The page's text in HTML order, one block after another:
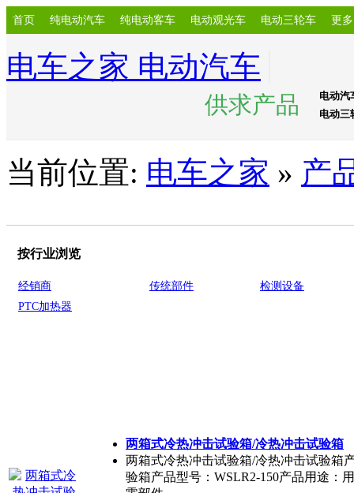
首页 纯电动汽车 纯电动客车 电动观光车 电动三轮车 更多
电车之家 电动汽车
供求产品
电动汽
电动三
当前位置: 电车之家 » 产
按行业浏览
经销商 传统部件
检测设备
PTC加热器
两箱式冷热冲击试验箱/冷热冲击试验箱
两箱式冷热冲击试验箱/冷热冲击试验箱
验箱产品型号：WSLR2-150产品用途：